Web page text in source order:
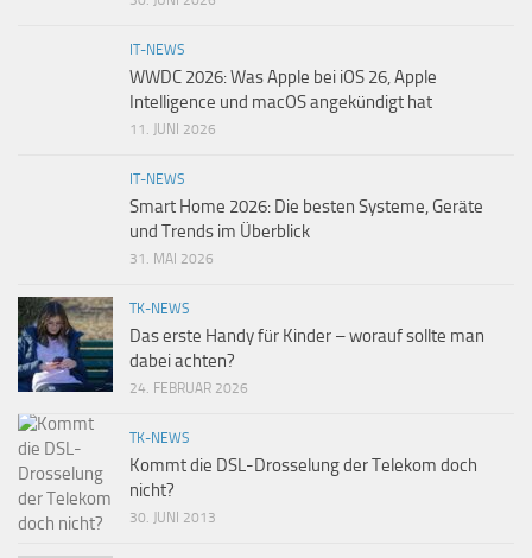
IT-NEWS
WWDC 2026: Was Apple bei iOS 26, Apple
Intelligence und macOS angekündigt hat
11. JUNI 2026
IT-NEWS
Smart Home 2026: Die besten Systeme, Geräte
und Trends im Überblick
31. MAI 2026
TK-NEWS
Das erste Handy für Kinder – worauf sollte man
dabei achten?
24. FEBRUAR 2026
TK-NEWS
Kommt die DSL-Drosselung der Telekom doch
nicht?
30. JUNI 2013